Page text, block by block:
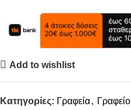
Add to wishlist
Κατηγορίες: Γραφεία, Γραφείο